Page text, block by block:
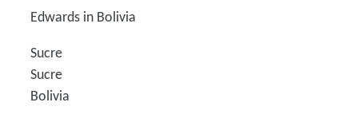
Edwards in Bolivia
Sucre
Sucre
Bolivia